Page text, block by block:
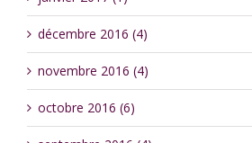
décembre 2016 (4)
novembre 2016 (4)
octobre 2016 (6)